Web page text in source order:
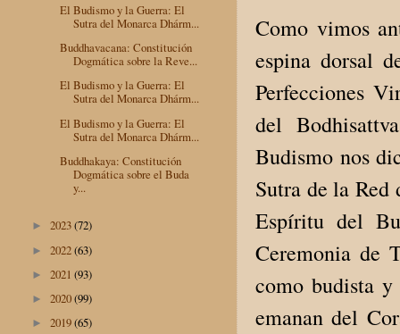
Como vimos
espina dorsal
Perfecciones
del
Budismo nos
Sutra de la Red
Espíritu del
Ceremonia de
como budista
emanan del
El Budismo y la Guerra: El
Sutra del Monarca Dhárm...
Buddhavacana: Constitución
Dogmática sobre la Reve...
El Budismo y la Guerra: El
Sutra del Monarca Dhárm...
El Budismo y la Guerra: El
Sutra del Monarca Dhárm...
Buddhakaya: Constitución
Dogmática sobre el Buda
y...
► 2023(72)
► 2022(63)
► 2021 (93)
► 2020(99)
► 2019(65)